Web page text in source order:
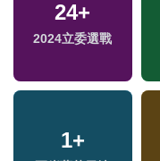
24+
2024立委選戰
1+